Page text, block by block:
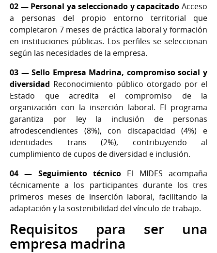
02 — Personal ya seleccionado y capacitado Acceso
a personas del propio entorno territorial que
completaron 7 meses de práctica laboral y formación
en instituciones públicas. Los perfiles se seleccionan
según las necesidades de la empresa.
03 — Sello Empresa Madrina, compromiso social y
diversidad Reconocimiento público otorgado por el
Estado que acredita el compromiso de la
organización con la inserción laboral. El programa
garantiza por ley la inclusión de personas
afrodescendientes (8%), con discapacidad (4%) e
identidades trans (2%), contribuyendo al
cumplimiento de cupos de diversidad e inclusión.
04 — Seguimiento técnico El MIDES acompaña
técnicamente a los participantes durante los tres
primeros meses de inserción laboral, facilitando la
adaptación y la sostenibilidad del vínculo de trabajo.
Requisitos para ser una
empresa madrina